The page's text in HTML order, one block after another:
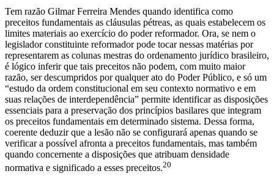
Tem razão Gilmar Ferreira Mendes quando identifica como
preceitos fundamentais as cláusulas pétreas, as quais estabelecem os
limites materiais ao exercício do poder reformador. Ora, se nem o
legislador constituinte reformador pode tocar nessas matérias por
representarem as colunas mestras do ordenamento jurídico brasileiro,
é lógico inferir que tais preceitos não podem, com muito maior
razão, ser descumpridos por qualquer ato do Poder Público, e só um
“estudo da ordem constitucional em seu contexto normativo e em
suas relações de interdependência” permite identificar as disposições
essenciais para a preservação dos princípios basilares que integram
os preceitos fundamentais em determinado sistema. Dessa forma,
coerente deduzir que a lesão não se configurará apenas quando se
verificar a possível afronta a preceitos fundamentais, mas também
quando concernente a disposições que atribuam densidade
normativa e significado a esses preceitos.20